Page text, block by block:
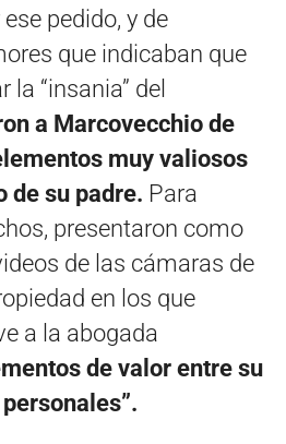
pedido, y de
que indicaban que
la “insania” del
a Marcovecchio de
muy valiosos
de su padre. Para
presentaron como
de las cámaras de
en los que
a la abogada
de valor entre su